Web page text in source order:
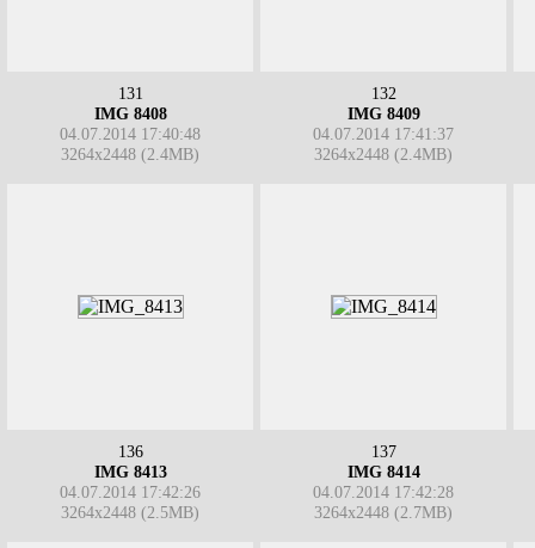
131
IMG 8408
04.07.2014 17:40:48
3264x2448 (2.4MB)
132
IMG 8409
04.07.2014 17:41:37
3264x2448 (2.4MB)
136
IMG 8413
04.07.2014 17:42:26
3264x2448 (2.5MB)
137
IMG 8414
04.07.2014 17:42:28
3264x2448 (2.7MB)